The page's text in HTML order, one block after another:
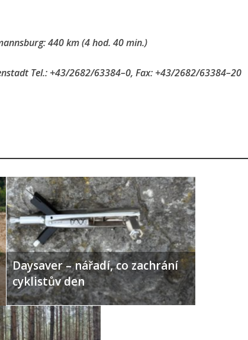
440 km (4 hod. 40 min.)
Tel.: +43/2682/63384–0, Fax: +43/2682/63384–20
Daysaver – nářadí, co zachrání
cyklistův den